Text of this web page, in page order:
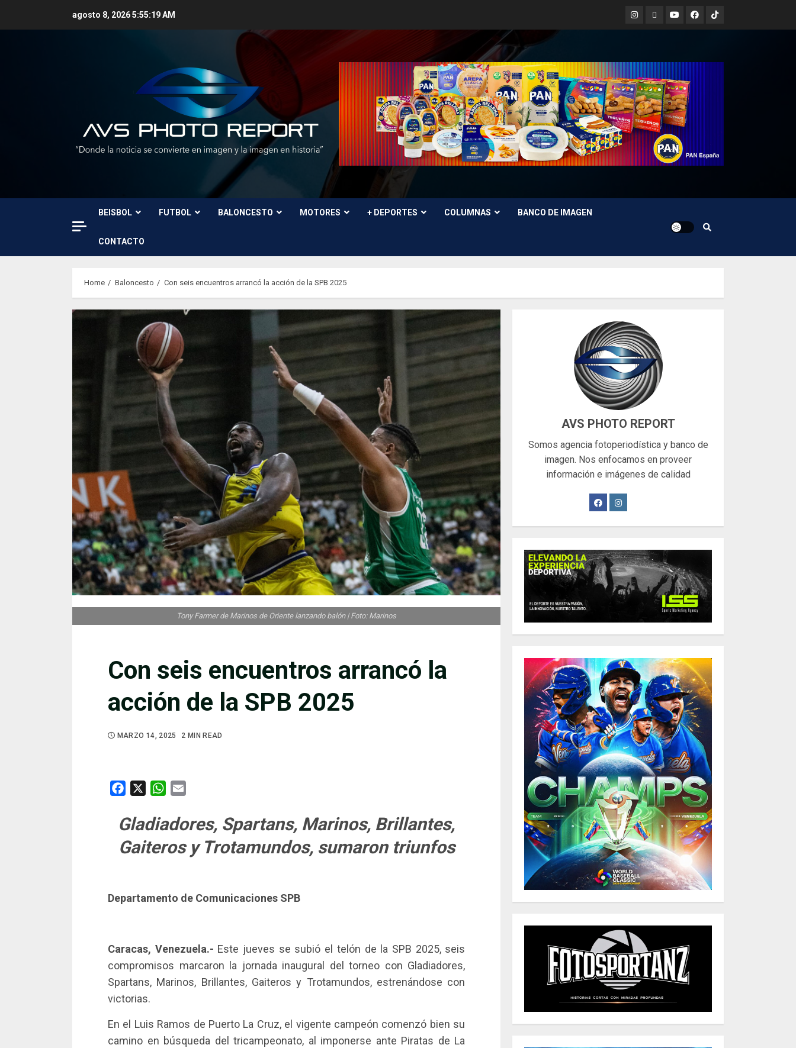
agosto 8, 20265:55:20 AM Instagram
X YoutubeFacebook
TikTok
BEISBOL FUTBOL BALONCESTO MOTORES + DEPORTES COLUMNAS BANCO DE IMAGEN
CONTACTO
Home Baloncesto Con seis encuentros arrancó la acción de la SPB 2025
Con seis encuentros arrancó la
acción de la SPB 2025
MARZO 14, 2025 2 MIN READ
Tony Farmer de Marinos de Oriente lanzando balón | Foto: Marinos
Facebook WhatsApp
Gladiadores, Spartans, Marinos, Brillantes,
Gaiteros y Trotamundos, sumaron triunfos
Departamento de Comunicaciones SPB
Caracas, Venezuela.- Este jueves se subió el telón de la SPB 2025, seis
compromisos marcaron la jornada inaugural del torneo con Gladiadores,
Spartans, Marinos, Brillantes, Gaiteros y Trotamundos, estrenándose con
victorias.
En el Luis Ramos de Puerto La Cruz, el vigente campeón comenzó bien su
camino en búsqueda del tricampeonato, al imponerse ante Piratas de La
AVS PHOTO REPORT
Somos agencia fotoperiodística y banco de
imagen. Nos enfocamos en proveer
información e imágenes de calidad